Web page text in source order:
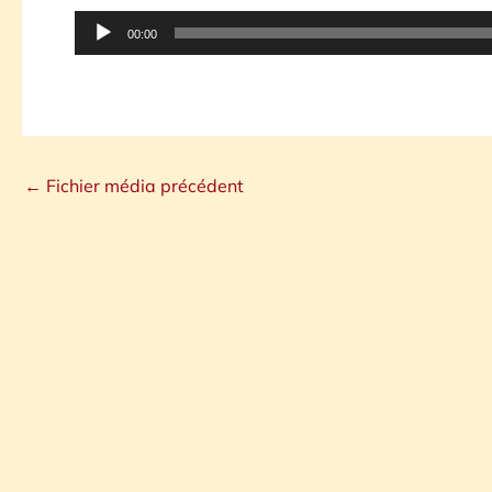
Lecteur
audio
00:00
← Fichier média précédent